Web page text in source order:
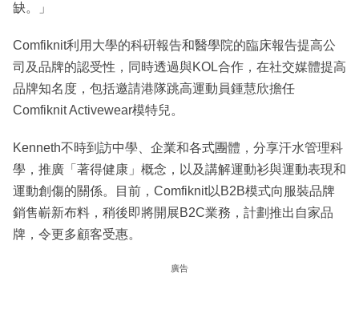
缺。」
Comfiknit利用大學的科硏報告和醫學院的臨床報告提高公
司及品牌的認受性，同時透過與KOL合作，在社交媒體提高
品牌知名度，包括邀請港隊跳高運動員鍾慧欣擔任
Comfiknit Activewear模特兒。
Kenneth不時到訪中學、企業和各式團體，分享汗水管理科
學，推廣「著得健康」概念，以及講解運動衫與運動表現和
運動創傷的關係。目前，Comfiknit以B2B模式向服裝品牌
銷售嶄新布料，稍後即將開展B2C業務，計劃推出自家品
牌，令更多顧客受惠。
廣告